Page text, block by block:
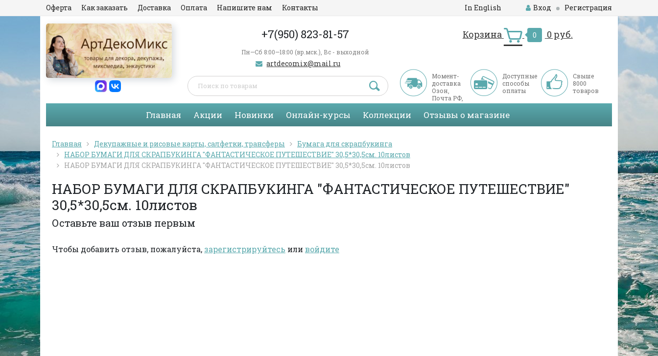
Оферта Как заказать Доставка Оплата Напишите нам Контакты In English Вход Регистрация
+7(950) 823-81-57
Пн—Сб 8:00—18:00 (вр.мск.), Вс - выходной
artdecomix@mail.ru
Корзина 0 0 руб.
Момент-
доставка
Озон,
Почта РФ,
СДЭК
Доступные
способы
оплаты
Свыше
8000
товаров
Главная Акции Новинки Онлайн-курсы Коллекции Отзывы о магазине
Главная Декупажные и рисовые карты, салфетки, трансферы
Бумага для скрапбукинга
НАБОР БУМАГИ ДЛЯ СКРАПБУКИНГА "ФАНТАСТИЧЕСКОЕ ПУТЕШЕСТВИЕ" 30,5*30,5см. 10листов
НАБОР БУМАГИ ДЛЯ СКРАПБУКИНГА "ФАНТАСТИЧЕСКОЕ ПУТЕШЕСТВИЕ" 30,5*30,5см. 10листов
НАБОР БУМАГИ ДЛЯ СКРАПБУКИНГА "ФАНТАСТИЧЕСКОЕ ПУТЕШЕСТВИЕ"
30,5*30,5см. 10листов
Оставьте ваш отзыв первым
Чтобы добавить отзыв, пожалуйста, зарегистрируйтесь или войдите